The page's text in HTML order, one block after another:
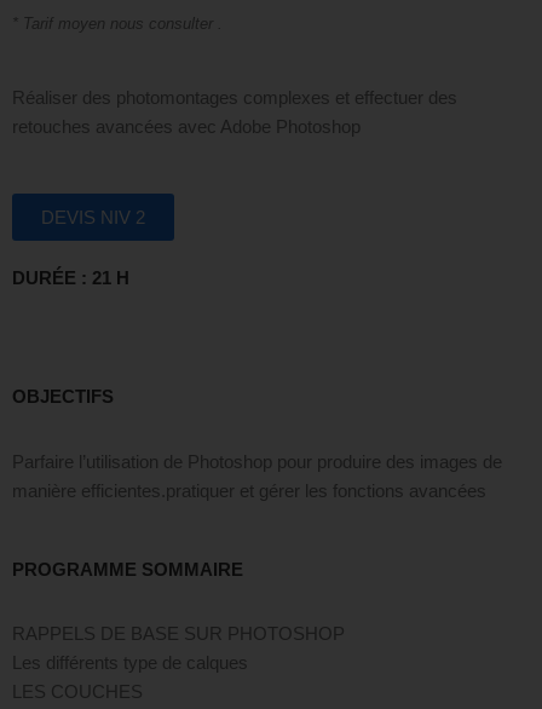
* Tarif moyen nous consulter .
Réaliser des photomontages complexes et effectuer des
retouches avancées avec Adobe Photoshop
DEVIS NIV 2
DURÉE : 21 H
OBJECTIFS
Parfaire l’utilisation de Photoshop pour produire des images de
manière efficientes.pratiquer et gérer les fonctions avancées
PROGRAMME SOMMAIRE
RAPPELS DE BASE SUR PHOTOSHOP
Les différents type de calques
LES COUCHES